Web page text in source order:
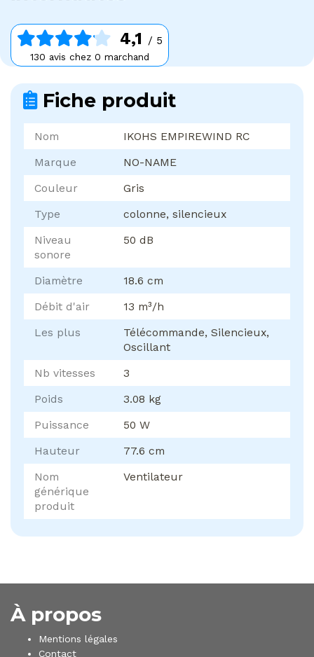
4,1 / 5
130 avis chez 0 marchand
Fiche produit
Nom
IKOHS EMPIREWIND RC
Marque
NO-NAME
Couleur
Gris
Type
colonne, silencieux
Niveau
sonore
50 dB
Diamètre
18.6 cm
Débit d'air
13 m³/h
Les plus
Télécommande, Silencieux,
Oscillant
Nb vitesses
3
Poids
3.08 kg
Puissance
50 W
Hauteur
77.6 cm
Nom
générique
produit
Ventilateur
À propos
Mentions légales
Contact